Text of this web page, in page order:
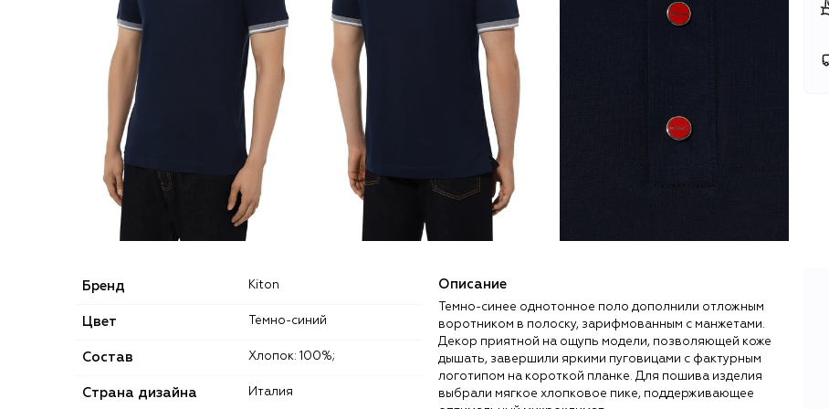
Бренд Kiton
Цвет Темно-синий
Состав Хлопок: 100%;
Страна дизайна Италия
Описание
Темно-синее однотонное поло дополнили отложным
воротником в полоску, зарифмованным с манжетами.
Декор приятной на ощупь модели, позволяющей коже
дышать, завершили яркими пуговицами с фактурным
логотипом на короткой планке. Для пошива изделия
выбрали мягкое хлопковое пике, поддерживающее